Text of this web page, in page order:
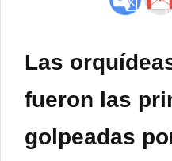
Las
fueron las
golpeadas